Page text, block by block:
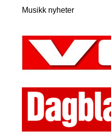
Musikk nyheter